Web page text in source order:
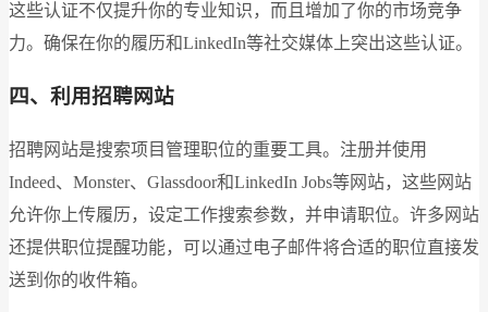
这些认证不仅提升你的专业知识，而且增加了你的市场竞争
力。确保在你的履历和LinkedIn等社交媒体上突出这些认证。
四、利用招聘网站
招聘网站是搜索项目管理职位的重要工具。注册并使用
Indeed、Monster、Glassdoor和LinkedIn Jobs等网站，这些网站
允许你上传履历，设定工作搜索参数，并申请职位。许多网站
还提供职位提醒功能，可以通过电子邮件将合适的职位直接发
送到你的收件箱。